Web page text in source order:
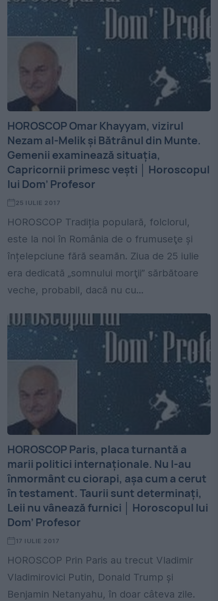
HOROSCOP Omar Khayyam, vizirul
Nezam al-Melik și Bătrânul din Munte.
Gemenii examinează situația,
Capricornii primesc vești │ Horoscopul
lui Dom’ Profesor
25 IULIE 2017
HOROSCOP Tradiția populară, folclorul,
este la noi în România de o frumuseţe și
înțelepciune fără seamăn. Ziua de 25 iulie
era dedicată „somnului morţii” sărbătoare
veche, probabil, dacă nu cu...
HOROSCOP Paris, placa turnantă a
marii politici internaționale. Nu l-au
înmormânt cu ciorapi, așa cum a cerut
în testament. Taurii sunt determinați,
Leii nu vânează furnici │ Horoscopul lui
Dom’ Profesor
17 IULIE 2017
HOROSCOP Prin Paris au trecut Vladimir
Vladimirovici Putin, Donald Trump și
Benjamin Netanyahu, în doar câteva zile.